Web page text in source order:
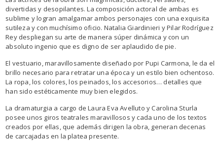
divertidas y desopilantes. La composición actoral de ambas es
sublime y logran amalgamar ambos personajes con una exquisita
sutileza y con muchísimo oficio. Natalia Giardinieri y Pilar Rodríguez
Rey despliegan su arte de manera súper dinámica y con un
absoluto ingenio que es digno de ser aplaudido de pie.
El vestuario, maravillosamente diseñado por Pupi Carmona, le da el
brillo necesario para retratar una época y un estilo bien ochentoso.
La ropa, los colores, los peinados, los accesorios… detalles que
han sido estéticamente muy bien elegidos.
La dramaturgia a cargo de Laura Eva Avelluto y Carolina Sturla
posee unos giros teatrales maravillosos y cada uno de los textos
creados por ellas, que además dirigen la obra, generan decenas
de carcajadas en la platea presente.